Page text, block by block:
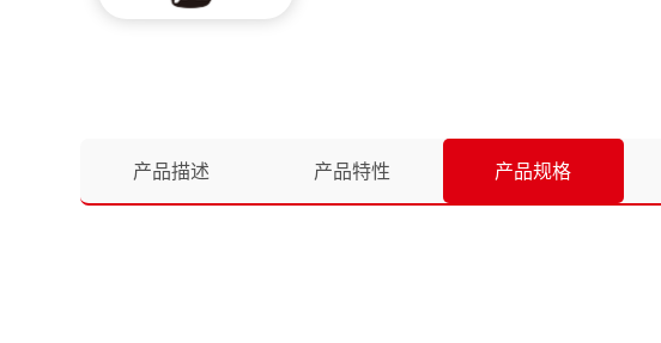
产品描述 产品特性 产品规格